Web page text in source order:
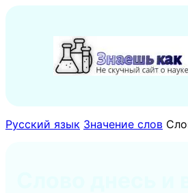
содержимому
Русский язык Значение слов